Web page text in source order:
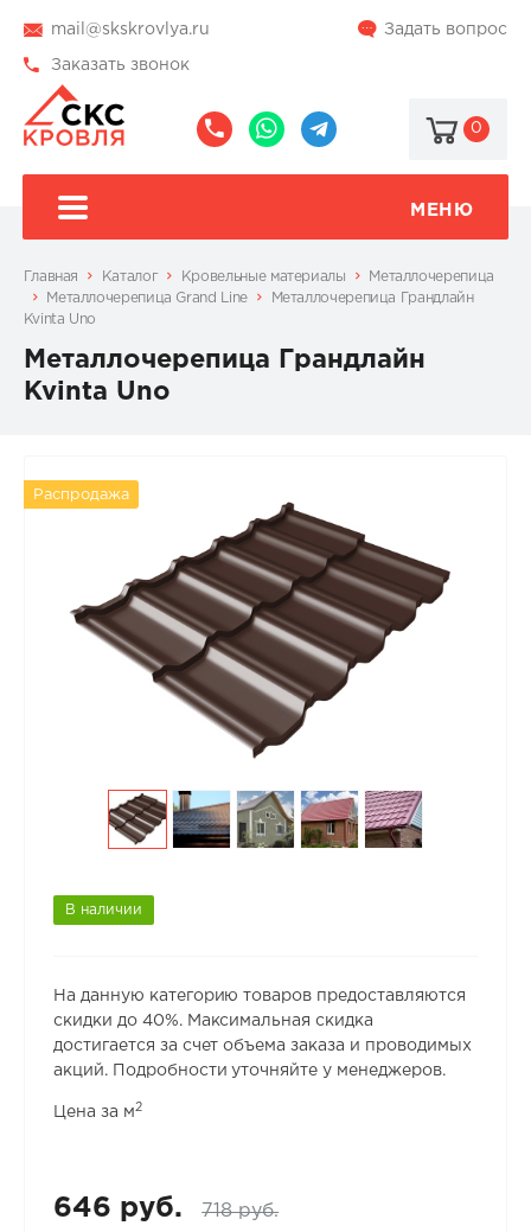
mail@skskrovlya.ru Задать вопрос
Заказать звонок
0
МЕНЮ
Главная Каталог Кровельные материалы
Металлочерепица
Металлочерепица Grand Line
Металлочерепица Грандлайн
Kvinta Uno
Металлочерепица Грандлайн
Kvinta Uno
Распродажа
В наличии
На данную категорию товаров предоставляются
скидки до 40%. Максимальная скидка
достигается за счет объема заказа и проводимых
акций. Подробности уточняйте у менеджеров.
Цена за м2
646 руб. 718 руб.